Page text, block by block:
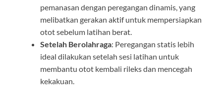
pemanasan dengan peregangan dinamis, yang
melibatkan gerakan aktif untuk mempersiapkan
otot sebelum latihan berat.
Setelah Berolahraga: Peregangan statis lebih
ideal dilakukan setelah sesi latihan untuk
membantu otot kembali rileks dan mencegah
kekakuan.